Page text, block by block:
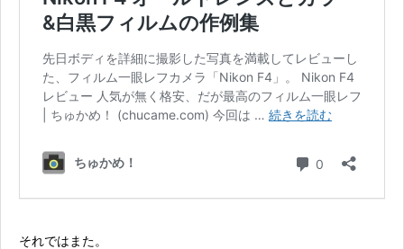
それではまた。